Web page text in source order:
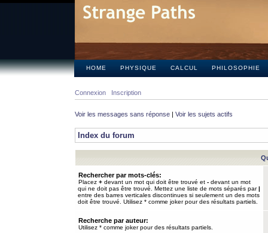
HOME PHYSIQUE CALCUL PHILOSOPHIE
Connexion Inscription
Voir les messages sans réponse | Voir les sujets actifs
Index du forum
Rechercher par mots-clés:
Placez + devant un mot qui doit être trouvé et - devant un mot
qui ne doit pas être trouvé. Mettez une liste de mots séparés par|
entre des barres verticales discontinues si seulement un des mots
doit être trouvé. Utilisez * comme joker pour des résultats partiels.
Recherche par auteur:
Utilisez * comme joker pour des résultats partiels.